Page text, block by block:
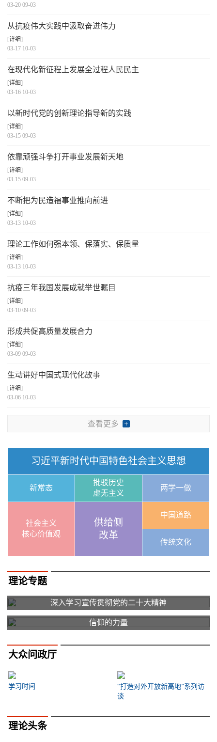
03-20 09-03
从抗疫伟大实践中汲取奋进伟力
[详细]
03-17 10-03
在现代化新征程上发展全过程人民民主
[详细]
03-16 10-03
以新时代党的创新理论指导新的实践
[详细]
03-15 09-03
依靠顽强斗争打开事业发展新天地
[详细]
03-15 09-03
不断把为民造福事业推向前进
[详细]
03-13 10-03
理论工作如何强本领、保落实、保质量
[详细]
03-13 10-03
抗疫三年我国发展成就举世瞩目
[详细]
03-10 09-03
形成共促高质量发展合力
[详细]
03-09 09-03
生动讲好中国式现代化故事
[详细]
03-06 10-03
查看更多
习近平新时代中国特色社会主义思想
新常态
批驳历史
虚无主义
两学一做
社会主义
核心价值观
供给侧
改革
中国道路
传统文化
理论专题
深入学习宣传贯彻党的二十大精神
信仰的力量
大众问政厅
学习时间
“打造对外开放新高地”系列访
谈
理论头条